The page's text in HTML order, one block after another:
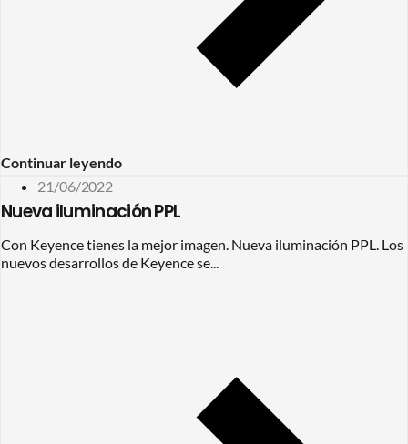
Continuar leyendo
21/06/2022
Nueva iluminación PPL
Con Keyence tienes la mejor imagen. Nueva iluminación PPL. Los
nuevos desarrollos de Keyence se...